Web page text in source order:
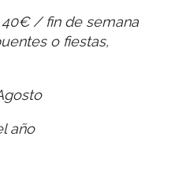
/ fin de semana
o fiestas,
año